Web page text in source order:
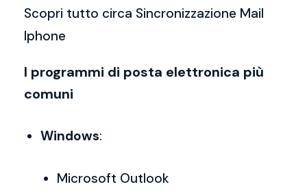
Scopri tutto circa Sincronizzazione Mail
Iphone
I programmi di posta elettronica più
comuni
Windows:
Microsoft Outlook